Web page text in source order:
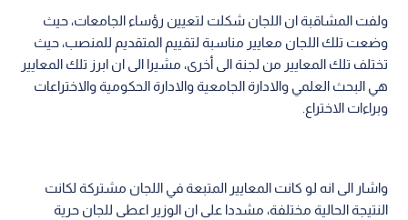
ولفت المشاقبة ان اللجان شكلت لتعيين رؤساء الجامعات، حيث
وضعت تلك اللجان معايير مناسبة لتقييم المتقديم للمنصب، حيث
تختلف تلك المعايير من لجنة الى أخرى، مشيرا الى ان ابرز تلك المعايير
هي البحث العلمي والادارة الجامعية والادارة الحكومية والاختراعات
وبراءات الاختراع.
واشار الى انه لو كانت المعايير المتبعة في اللجان مشتركة لكانت
النتيجة الحالية مختلفة، مشددا على ان الوزير اعطى للجان حرية